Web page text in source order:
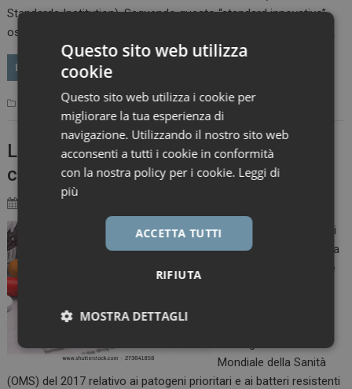
Standards Institution). Seguendo questo “standard innovativo”,
osserva Courtney Soulsby, direttore globale per la sostenibilità…
LEGGI
Primo Piano antibiotici Leave a comment
La corsa (a ostacoli) verso una nuova
classe di antibiotici
Nonostante siano stati
pubblicati oltre 200 mila
articoli di ricerche sulle
Mondiale della Sanità
(OMS) del 2017 relativo ai patogeni prioritari e ai batteri resistenti
Questo sito web utilizza
cookie
Questo sito web utilizza i cookie per
migliorare la tua esperienza di
navigazione. Utilizzando il nostro sito web
acconsenti a tutti i cookie in conformità
con la nostra policy per i cookie. Leggi di
più
ACCETTA TUTTI
RIFIUTA
MOSTRA DETTAGLI
Necessari Marketing